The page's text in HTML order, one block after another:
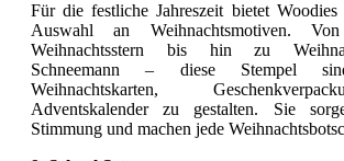
Für die festliche Jahreszeit bietet Woodies
Auswahl an Weihnachtsmotiven.
Weihnachtsstern bis hin zu
Schneemann – diese Stempel
Weihnachtskarten,
Adventskalender zu gestalten. Sie
Stimmung und machen jede